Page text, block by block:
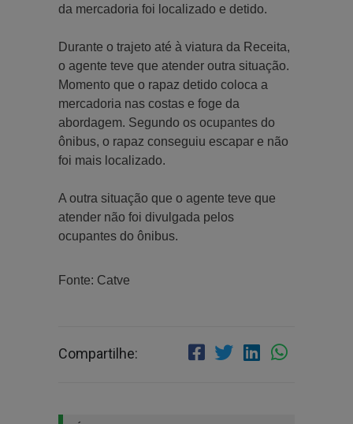
da mercadoria foi localizado e detido.
Durante o trajeto até à viatura da Receita,
o agente teve que atender outra situação.
Momento que o rapaz detido coloca a
mercadoria nas costas e foge da
abordagem. Segundo os ocupantes do
ônibus, o rapaz conseguiu escapar e não
foi mais localizado.
A outra situação que o agente teve que
atender não foi divulgada pelos
ocupantes do ônibus.
Fonte: Catve
Compartilhe: